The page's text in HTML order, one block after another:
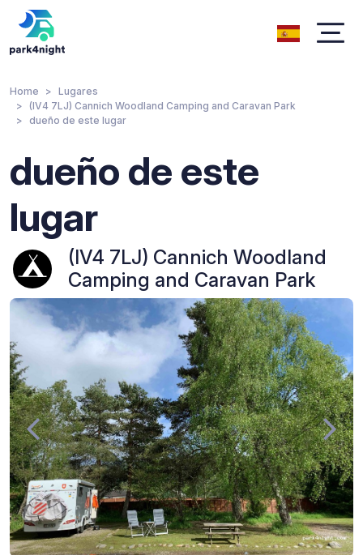
Home
Lugares
(IV4 7LJ) Cannich Woodland Camping and Caravan Park
dueño de este lugar
dueño de este
lugar
(IV4 7LJ) Cannich Woodland
Camping and Caravan Park